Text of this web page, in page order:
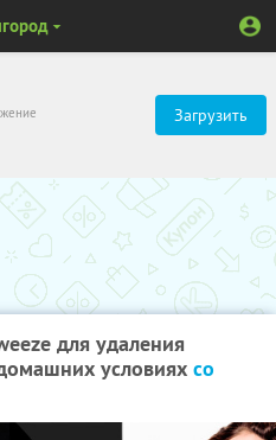
Загрузить
для удаления
условиях со